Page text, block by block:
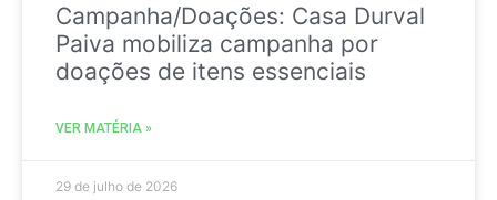
Campanha/Doações: Casa Durval
Paiva mobiliza campanha por
doações de itens essenciais
VER MATÉRIA »
29 de julho de 2026